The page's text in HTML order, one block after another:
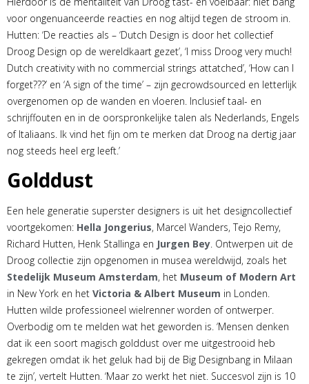
voor ongenuanceerde reacties en nog altijd tegen de stroom in.
Hutten: ‘De reacties als – ‘Dutch Design is door het collectief
Droog Design op de wereldkaart gezet’, ‘I miss Droog very much!
Dutch creativity with no commercial strings attatched’, ‘How can I
forget???’ en ‘A sign of the time’ – zijn gecrowdsourced en letterlijk
overgenomen op de wanden en vloeren. Inclusief taal- en
schrijffouten en in de oorspronkelijke talen als Nederlands, Engels
of Italiaans. Ik vind het fijn om te merken dat Droog na dertig jaar
nog steeds heel erg leeft.’
Golddust
Een hele generatie superster designers is uit het designcollectief
voortgekomen: Hella Jongerius, Marcel Wanders, Tejo Remy,
Richard Hutten, Henk Stallinga en Jurgen Bey. Ontwerpen uit de
Droog collectie zijn opgenomen in musea wereldwijd, zoals het
Stedelijk Museum Amsterdam, het Museum of Modern Art
in New York en het Victoria & Albert Museum in Londen.
Hutten wilde professioneel wielrenner worden of ontwerper.
Overbodig om te melden wat het geworden is. ‘Mensen denken
dat ik een soort magisch golddust over me uitgestrooid heb
gekregen omdat ik het geluk had bij de Big Designbang in Milaan
te zijn’, vertelt Hutten. ‘Maar zo werkt het niet. Succesvol zijn is 10